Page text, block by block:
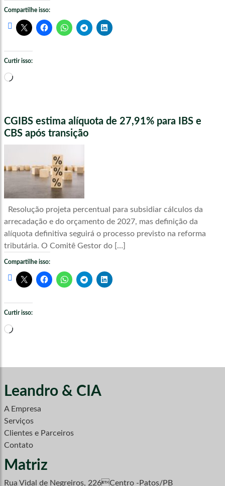
Compartilhe isso:
Curtir isso:
Carregando...
CGIBS estima alíquota de 27,91% para IBS e
CBS após transição
Resolução projeta percentual para subsidiar cálculos da
arrecadação e do orçamento de 2027, mas definição da
alíquota definitiva seguirá o processo previsto na reforma
tributária. O Comitê Gestor do […]
Compartilhe isso:
Curtir isso:
Carregando...
Leandro & CIA
A Empresa
Serviços
Clientes e Parceiros
Contato
Matriz
Rua Vidal de Negreiros, 226Centro -Patos/PB